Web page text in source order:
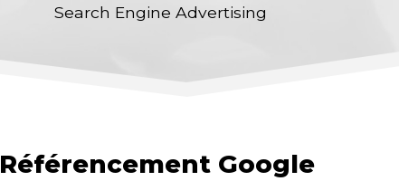
Search Engine Advertising
Référencement Google